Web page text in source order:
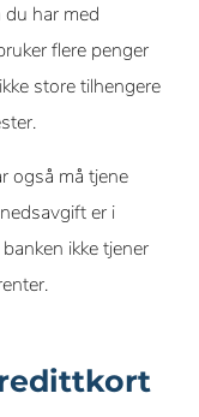
har med
flere penger
store tilhengere
også må tjene
er i
ikke tjener